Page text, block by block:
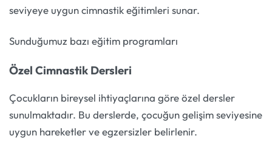
seviyeye uygun cimnastik eğitimleri sunar.
Sunduğumuz bazı eğitim programları
Özel Cimnastik Dersleri
Çocukların bireysel ihtiyaçlarına göre özel dersler
sunulmaktadır. Bu derslerde, çocuğun gelişim seviyesine
uygun hareketler ve egzersizler belirlenir.